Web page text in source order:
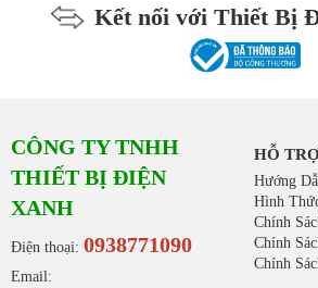
Kết nối với Thiết Bị
CÔNG TY TNHH
THIẾT BỊ ĐIỆN
XANH
Điện thoại: 0938771090
Email:
HỖ
Hướng
Hình
Chính
Chính
Chính